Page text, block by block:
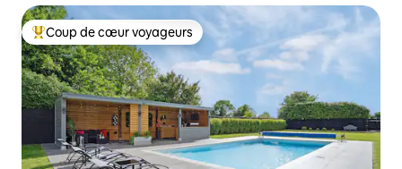
Coups de cœur voyageurs les plus appréciés
Coup de cœur voyageurs